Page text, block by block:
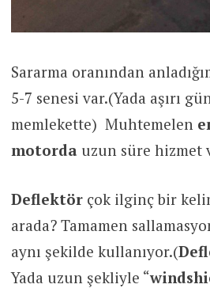
Sararma oranından
5-7 senesi var.(Yada aşırı
memlekette) Muhtemelen
motorda uzun süre hizmet
Deflektörçok ilginç bir
arada? Tamamen
aynı şekilde kullanıyor.(
Yada uzun şekliyle “